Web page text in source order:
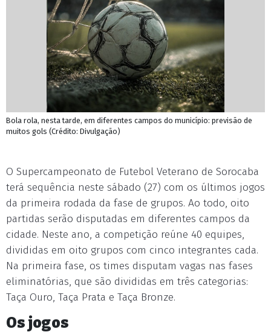
Bola rola, nesta tarde, em diferentes campos do município: previsão de
muitos gols (Crédito: Divulgação)
O Supercampeonato de Futebol Veterano de Sorocaba
terá sequência neste sábado (27) com os últimos jogos
da primeira rodada da fase de grupos. Ao todo, oito
partidas serão disputadas em diferentes campos da
cidade. Neste ano, a competição reúne 40 equipes,
divididas em oito grupos com cinco integrantes cada.
Na primeira fase, os times disputam vagas nas fases
eliminatórias, que são divididas em três categorias:
Taça Ouro, Taça Prata e Taça Bronze.
Os jogos